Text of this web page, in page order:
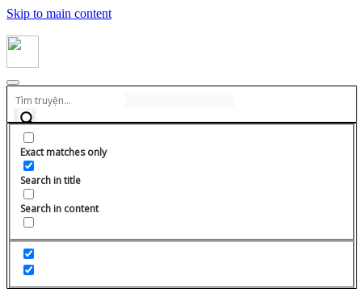
Skip to main content
Exact matches only
Search in title
Search in content